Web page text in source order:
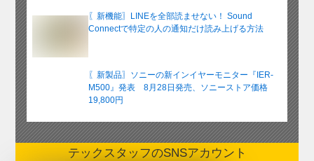
〖新機能〗LINEを全部読ませない！ Sound
Connectで特定の人の通知だけ読み上げる方法
〖新製品〗ソニーの新インイヤーモニター『IER-
M500』発表 8月28日発売、ソニーストア価格
19,800円
テックスタッフのSNSアカウント